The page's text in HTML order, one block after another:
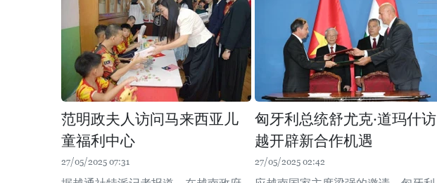
范明政夫人访问马来西亚儿
童福利中心
27/05/2025 07:31
匈牙利总统舒尤克·道玛什访
越开辟新合作机遇
27/05/2025 02:42